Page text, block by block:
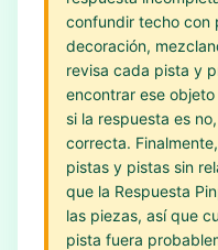
confundir techo con
decoración,
revisa cada pista y
encontrar ese
si la respuesta es
correcta.
pistas y pistas sin
que la Respuesta
las piezas, así que
pista fuera